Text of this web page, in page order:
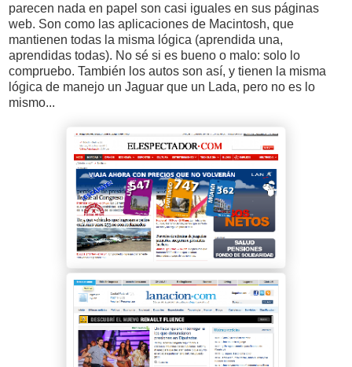
parecen nada en papel son casi iguales en sus páginas
web. Son como las aplicaciones de Macintosh, que
mantienen todas la misma lógica (aprendida una,
aprendidas todas). No sé si es bueno o malo: solo lo
compruebo. También los autos son así, y tienen la misma
lógica de manejo un Jaguar que un Lada, pero no es lo
mismo...